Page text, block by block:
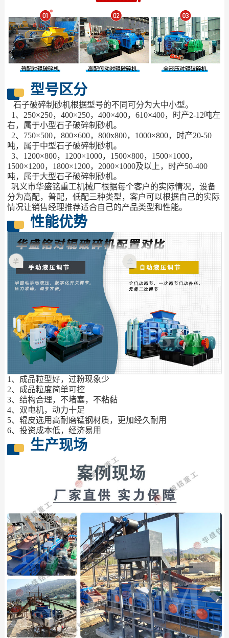
型号区分
石子破碎制砂机根据型号的不同可分为大中小型。
1、250×250，400×250，400×400，610×400，时产2-12吨左
右，属于小型石子破碎制砂机。
2、750×500，800×600，800x800，1000×800，时产20-50
吨，属于中型石子破碎制砂机。
3、1200×800，1200×1000，1500×800，1500×1000，
1500×1200，1800×1200，2000×1000及以上，时产50-400
吨，属于大型石子破碎制砂机。
巩义市华盛铭重工机械厂根据每个客户的实际情况，设备
分为高配，普配，低配三种类型，客户可以根据自己的实际
情况让销售经理推荐适合自己的产品类型和性能。
性能优势
1、成品粒型好，过粉现象少
2、成品粒度简单可控
3、结构合理，不堵塞，不粘黏
4、双电机，动力十足
5、辊皮选用高耐磨锰钢材质，更加经久耐用
6、投资成本低，经济易用
生产现场